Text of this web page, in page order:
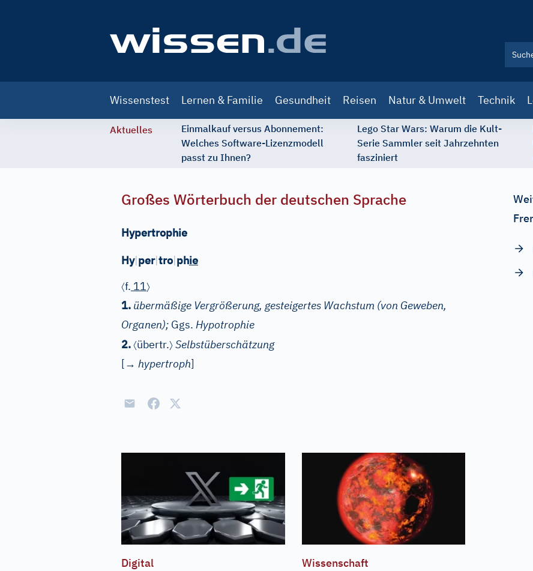
navigation
Wissenstest Lernen & Familie Gesundheit Reisen Natur & Umwelt Technik
Aktuelles
Einmalkauf versus Abonnement:
Welches Software-Lizenzmodell
passt zu Ihnen?
Lego Star Wars: Warum die Kult-
Serie Sammler seit Jahrzehnten
fasziniert
Großes Wörterbuch der deutschen Sprache
Hypertrophie
Hy|per|tro|phie
〈f. 11〉
1. übermäßige Vergrößerung, gesteigertes Wachstum (von Geweben,
Organen); Ggs. Hypotrophie
2.〈übertr.〉Selbstüberschätzung
[→ hypertroph]
Digital Wissenschaft